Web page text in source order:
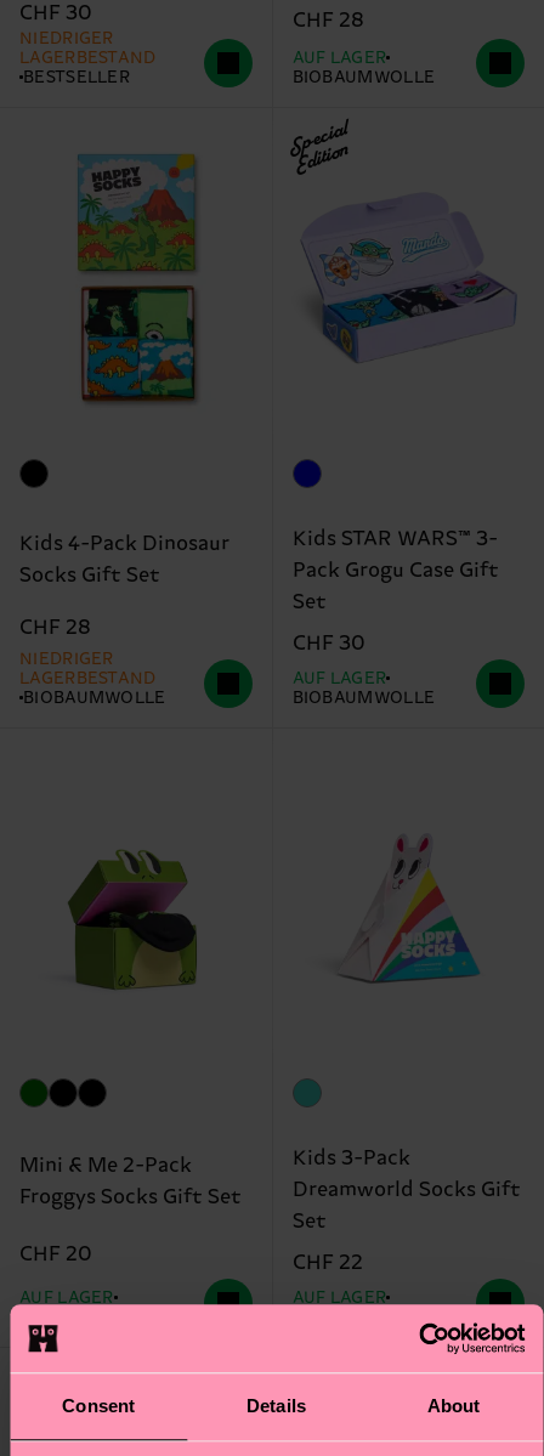
Consent Details About
CHF 30
NIEDRIGER
LAGERBESTAND
BESTSELLER
CHF 28
AUF LAGER
BIOBAUMWOLLE
Kids 4-Pack Dinosaur
Socks Gift Set
CHF 28
NIEDRIGER
LAGERBESTAND
BIOBAUMWOLLE
Special
Edition
Kids STAR WARS™ 3-
Pack Grogu Case Gift
Set
CHF 30
AUF LAGER
BIOBAUMWOLLE
Mini & Me 2-Pack
Froggys Socks Gift Set
CHF 20
AUF LAGER
Kids 3-Pack
Dreamworld Socks Gift
Set
CHF 22
AUF LAGER